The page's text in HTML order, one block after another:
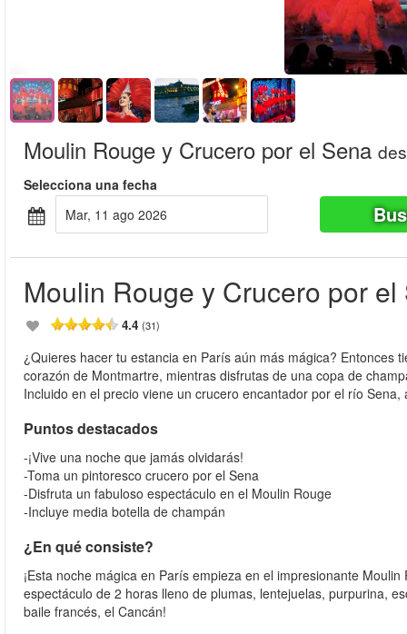
Moulin Rouge y Crucero por el Sena
Selecciona una fecha
mar, 11 ago 2026
Moulin Rouge y Crucero por el
4.4 (31)
¿Quieres hacer tu estancia en París aún más mágica? Entonces
corazón de Montmartre, mientras disfrutas de una copa de
Incluido en el precio viene un crucero encantador por el río
Puntos destacados
-¡Vive una noche que jamás olvidarás!
-Toma un pintoresco crucero por el Sena
-Disfruta un fabuloso espectáculo en el Moulin Rouge
-Incluye media botella de champán
¿En qué consiste?
¡Esta noche mágica en París empieza en el impresionante
espectáculo de 2 horas lleno de plumas, lentejuelas, purpurina,
baile francés, el Cancán!